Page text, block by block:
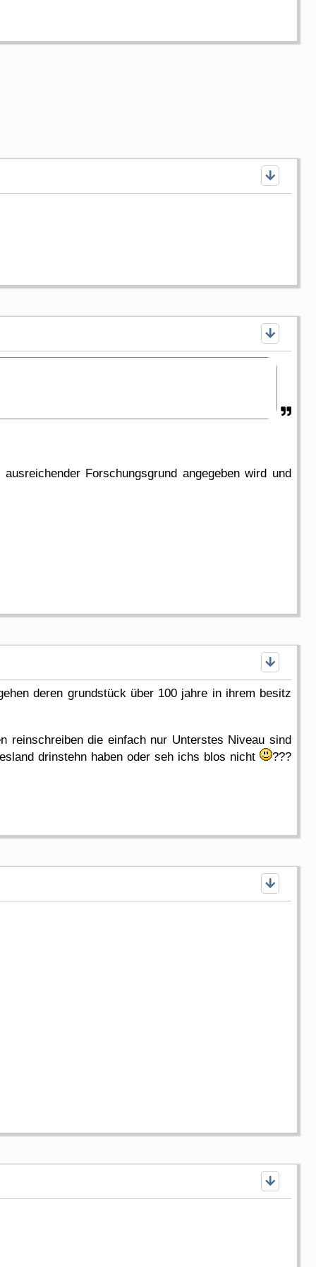
Forschungsgrund angegeben wird und
deren grundstück über 100 jahre in ihrem besitz
reinschreiben die einfach nur Unterstes Niveau sind
drinstehn haben oder seh ichs blos nicht
???